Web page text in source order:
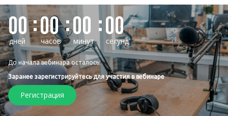
00
дней
00
часов
00
минут
00
секунд
До начала вебинара осталось:
Заранее зарегистрируйтесь для участия в вебинаре
Регистрация